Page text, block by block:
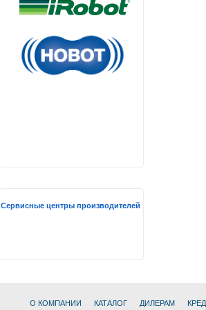
Сервисные центры производителей
О КОМПАНИИ КАТАЛОГ ДИЛЕРАМ